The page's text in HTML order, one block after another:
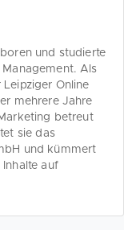
und studierte
Als
Online
mehrere Jahre
betreut
sie das
und kümmert
auf